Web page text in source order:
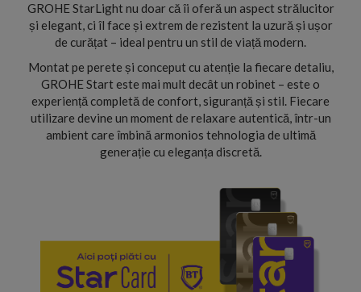
GROHE StarLight nu doar că îi oferă un aspect strălucitor
și elegant, ci îl face și extrem de rezistent la uzură și ușor
de curățat – ideal pentru un stil de viață modern.
Montat pe perete și conceput cu atenție la fiecare detaliu,
GROHE Start este mai mult decât un robinet – este o
experiență completă de confort, siguranță și stil. Fiecare
utilizare devine un moment de relaxare autentică, într-un
ambient care îmbină armonios tehnologia de ultimă
generație cu eleganța discretă.